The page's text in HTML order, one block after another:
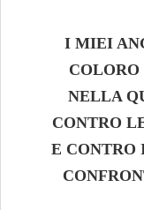
I MIEI
NELLA
CONTRO
E CONTRO